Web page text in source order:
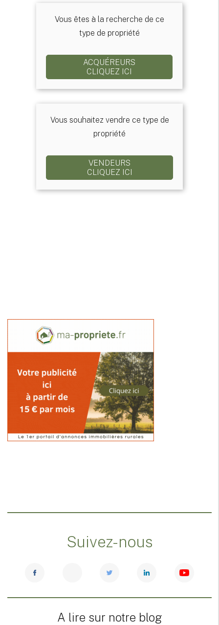
Vous êtes à la recherche de ce
type de propriété
ACQUÉREURS
CLIQUEZ ICI
Vous souhaitez vendre ce type de
propriété
VENDEURS
CLIQUEZ ICI
Suivez-nous
A lire sur notre blog